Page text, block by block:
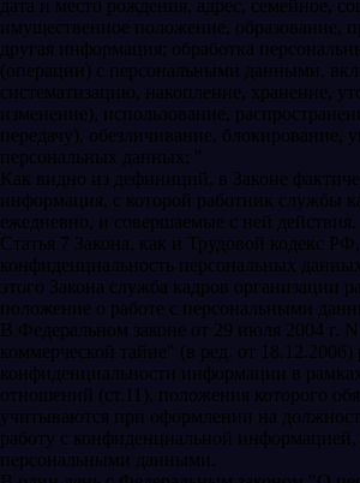
дата и место рождения, адрес, семейное,
имущественное положение, образование,
другая информация; обработка
(операции) с персональными данными,
систематизацию, накопление, хранение,
изменение), использование,
передачу), обезличивание, блокирование,
персональных данных; "
Как видно из дефиниций, в Законе
информация, с которой работник службы
ежедневно, и совершаемые с ней действия.
Статья 7 Закона, как и Трудовой кодекс
конфиденциальность персональных
этого Закона служба кадров организации
положение о работе с персональными
В Федеральном законе от 29 июля 2004 г.
коммерческой тайне" (в ред. от 18.12.2006)
конфиденциальности информации в
отношений (ст.11), положения которого
учитываются при оформлении на
работу с конфиденциальной информацией,
персональными данными.